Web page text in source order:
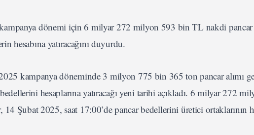
dönemi için 6 milyar 272 milyon 593 bin TL nakdi
hesabına yatıracağını duyurdu.
kampanya döneminde 3 milyon 775 bin 365 ton pancar alımı
hesaplarına yatıracağı yeni tarihi açıkladı. 6 milyar 272
Şubat 2025, saat 17:00’de pancar bedellerini üretici ortaklarının